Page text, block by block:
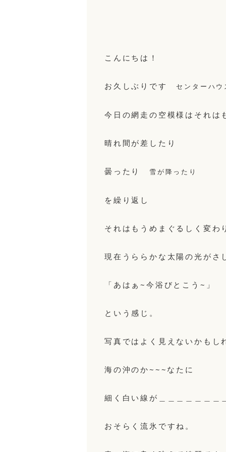
こんにちは！
お久しぶりです センターハウ
今日の網走の空模様はそれは
晴れ間が差したり
曇ったり 雪が降ったり
を繰り返し
それはもうめまぐるしく変わ
現在うららかな太陽の光がさ
「あはぁ~今浴びとこう~」
という感じ。
写真ではよく見えないかもし
海の沖のか~~~なたに
細く白い線が＿＿＿＿＿＿＿
おそらく流氷ですね。